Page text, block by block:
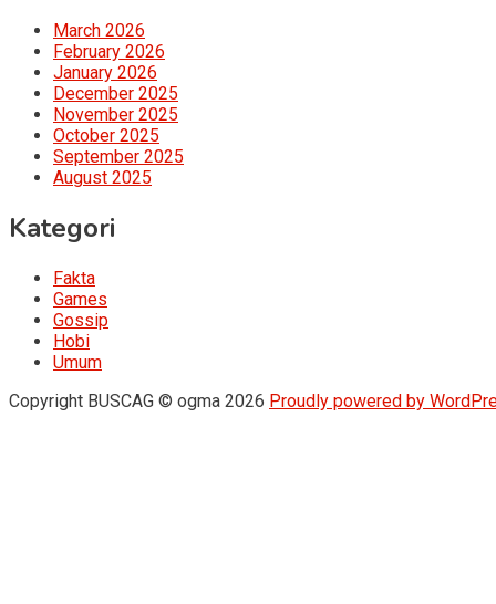
March 2026
February 2026
January 2026
December 2025
November 2025
October 2025
September 2025
August 2025
Kategori
Fakta
Games
Gossip
Hobi
Umum
Copyright BUSCAG © ogma 2026 Proudly powered by